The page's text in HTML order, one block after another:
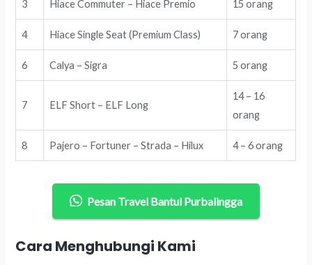
3 Hiace Commuter – Hiace Premio 15 orang
4 Hiace Single Seat (Premium Class) 7 orang
6 Calya – Sigra 5 orang
7 ELF Short – ELF Long
14 – 16
orang
8 Pajero – Fortuner – Strada – Hilux 4 – 6 orang
Pesan Travel Bantul Purbalingga
Cara Menghubungi Kami